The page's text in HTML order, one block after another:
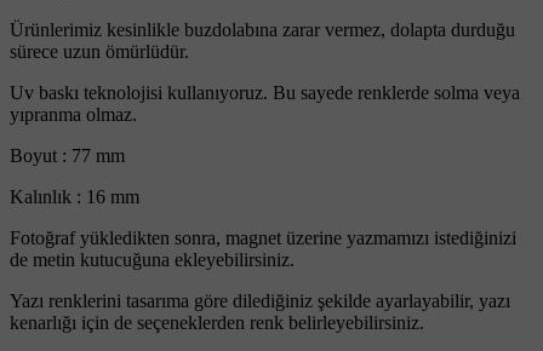
Ürünlerimiz kesinlikle buzdolabına zarar vermez, dolapta durduğu
sürece uzun ömürlüdür.
Uv baskı teknolojisi kullanıyoruz. Bu sayede renklerde solma veya
yıpranma olmaz.
Boyut : 77 mm
Kalınlık : 16 mm
Fotoğraf yükledikten sonra, magnet üzerine yazmamızı istediğinizi
de metin kutucuğuna ekleyebilirsiniz.
Yazı renklerini tasarıma göre dilediğiniz şekilde ayarlayabilir, yazı
kenarlığı için de seçeneklerden renk belirleyebilirsiniz.